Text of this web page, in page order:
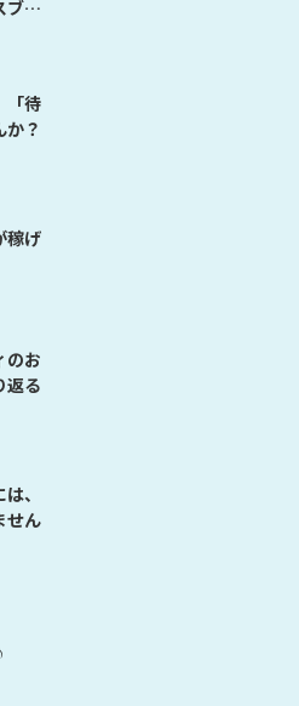
ブラ
が
「待
？
稼げ
のお
返る
、
せん